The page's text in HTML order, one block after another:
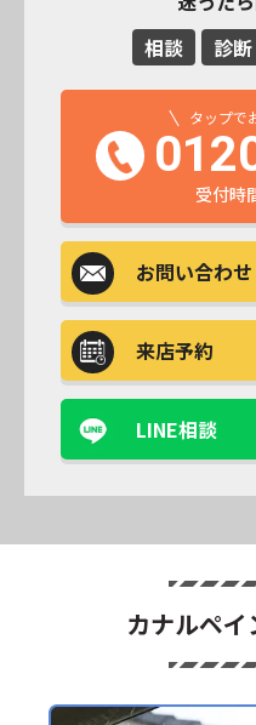
相談
診断
タップで
受付時
お問い合わせ
来店予約
LINE相談
カナルペイ